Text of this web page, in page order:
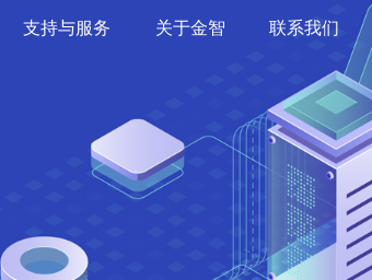
支持与服务 关于金智 联系我们